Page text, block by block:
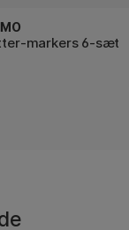
markers 6-sæt